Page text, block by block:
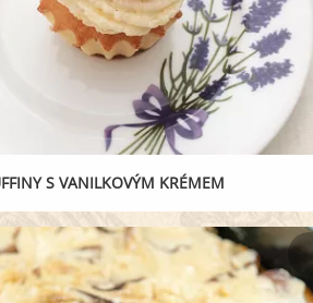
S VANILKOVÝM KRÉMEM